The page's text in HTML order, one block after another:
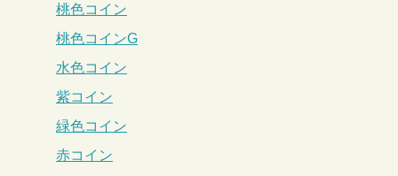
桃色コイン
桃色コインG
水色コイン
紫コイン
緑色コイン
赤コイン